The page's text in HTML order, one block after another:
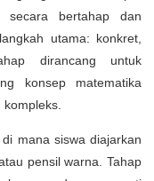
secara bertahap dan
utama: konkret,
dirancang untuk
konsep matematika
mana siswa diajarkan
pensil warna. Tahap